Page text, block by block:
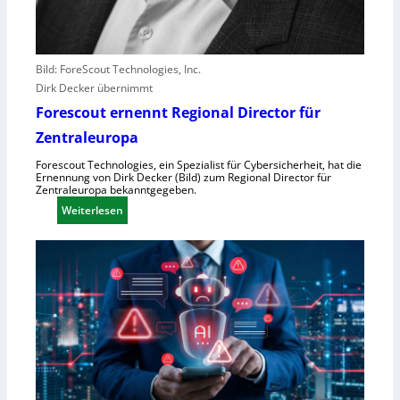
e
b
e
n
V
r
w
ü
f
e
w
e
g
e
n
S
c
h
Bild: ForeScout Technologies, Inc.
Dirk Decker übernimmt
Forescout ernennt Regional Director für
Zentraleuropa
Forescout Technologies, ein Spezialist für Cybersicherheit, hat die
Ernennung von Dirk Decker (Bild) zum Regional Director für
Zentraleuropa bekanntgegeben.
Weiterlesen
F
r
s
c
o
u
t
e